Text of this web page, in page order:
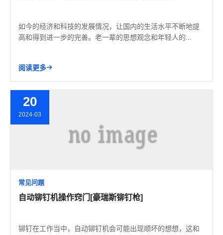
如今的经济和科技的发展情况，让国内的生活水平不断地提
高和得到进一步的完善。老一辈的思想观念和年轻人的...
阅读更多
20
2024-03
常见问题
自动铆钉机操作窍门[豪瑞斯铆钉枪]
铆钉在工作当中，自动铆钉机会可能出现顺坏的想想，这和